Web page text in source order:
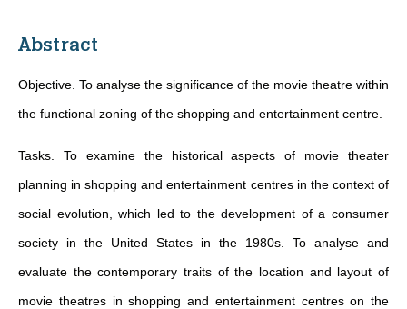
Abstract
Objective. To analyse the significance of the movie theatre within
the functional zoning of the shopping and entertainment centre.
Tasks. To examine the historical aspects of movie theater
planning in shopping and entertainment centres in the context of
social evolution, which led to the development of a consumer
society in the United States in the 1980s. To analyse and
evaluate the contemporary traits of the location and layout of
movie theatres in shopping and entertainment centres on the